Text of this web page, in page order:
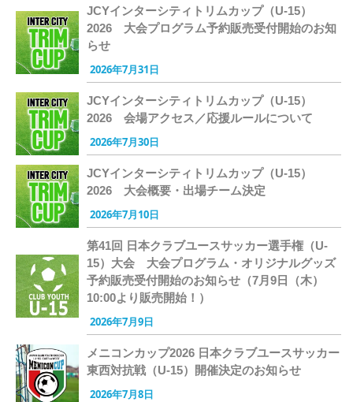
JCYインターシティトリムカップ（U-15）
2026 大会プログラム予約販売受付開始のお知
らせ
2026年7月31日
JCYインターシティトリムカップ（U-15）
2026 会場アクセス／応援ルールについて
2026年7月30日
JCYインターシティトリムカップ（U-15）
2026 大会概要・出場チーム決定
2026年7月10日
第41回 日本クラブユースサッカー選手権（U-
15）大会 大会プログラム・オリジナルグッズ
予約販売受付開始のお知らせ（7月9日（木）
10:00より販売開始！）
2026年7月9日
メニコンカップ2026 日本クラブユースサッカー
東西対抗戦（U-15）開催決定のお知らせ
2026年7月8日